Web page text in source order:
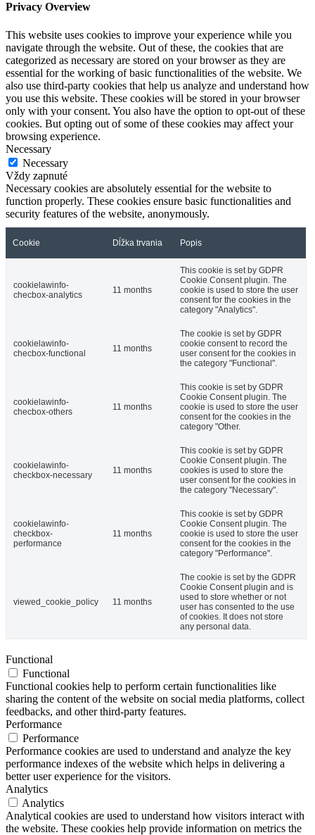
Privacy Overview
This website uses cookies to improve your experience while you
navigate through the website. Out of these, the cookies that are
categorized as necessary are stored on your browser as they are
essential for the working of basic functionalities of the website. We
also use third-party cookies that help us analyze and understand how
you use this website. These cookies will be stored in your browser
only with your consent. You also have the option to opt-out of these
cookies. But opting out of some of these cookies may affect your
browsing experience.
Necessary
Necessary
Vždy zapnuté
Necessary cookies are absolutely essential for the website to
function properly. These cookies ensure basic functionalities and
security features of the website, anonymously.
Cookie Dĺžka trvania Popis
cookielawinfo-
checbox-analytics
11 months
This cookie is set by GDPR
Cookie Consent plugin. The
cookie is used to store the user
consent for the cookies in the
category "Analytics".
cookielawinfo-
checbox-functional
11 months
The cookie is set by GDPR
cookie consent to record the
user consent for the cookies in
the category "Functional".
cookielawinfo-
checbox-others
11 months
This cookie is set by GDPR
Cookie Consent plugin. The
cookie is used to store the user
consent for the cookies in the
category "Other.
cookielawinfo-
checkbox-necessary
11 months
This cookie is set by GDPR
Cookie Consent plugin. The
cookies is used to store the
user consent for the cookies in
the category "Necessary".
cookielawinfo-
checkbox-
performance
11 months
This cookie is set by GDPR
Cookie Consent plugin. The
cookie is used to store the user
consent for the cookies in the
category "Performance".
viewed_cookie_policy 11 months
The cookie is set by the GDPR
Cookie Consent plugin and is
used to store whether or not
user has consented to the use
of cookies. It does not store
any personal data.
Functional
Functional
Functional cookies help to perform certain functionalities like
sharing the content of the website on social media platforms, collect
feedbacks, and other third-party features.
Performance
Performance
Performance cookies are used to understand and analyze the key
performance indexes of the website which helps in delivering a
better user experience for the visitors.
Analytics
Analytics
Analytical cookies are used to understand how visitors interact with
the website. These cookies help provide information on metrics the